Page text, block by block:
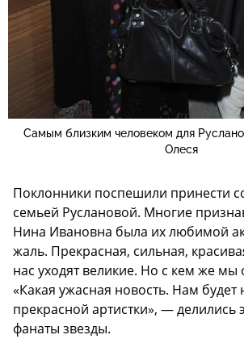
Самым близким человеком для
Олеся
Поклонники поспешили принести
семьей Руслановой. Многие
Нина Ивановна была их любимой
жаль. Прекрасная, сильная,
нас уходят великие. Но с кем же мы
«Какая ужасная новость. Нам будет
прекрасной артистки», —
фанаты звезды.